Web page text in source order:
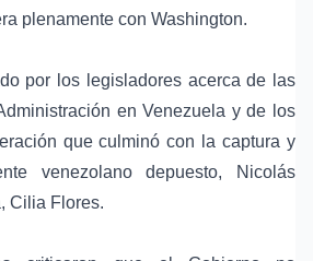
plenamente con Washington.
por los legisladores acerca de las
en Venezuela y de los
que culminó con la captura y
venezolano depuesto,
Nicolás
Cilia Flores.